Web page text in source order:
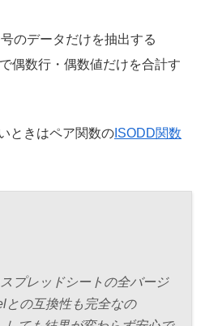
のデータだけを抽出する
偶数行・偶数値だけを合計す
ときはペア関数の ISODD関数
プレッドシートの全バージ
との互換性も完全なの